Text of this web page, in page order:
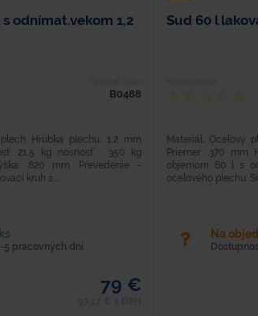
odnímat.vekom 1,2
B0488
Hrúbka plechu: 1,2 mm
21,5 kg nosnosť : 350 kg
820 mm Prevedenie -
kruh s...
5 pracovných dní
79 €
Sud 60 l
Materiál: Oceľový
Priemer: 370 mm
objemom 60 l s
oceľového plechu.
Na